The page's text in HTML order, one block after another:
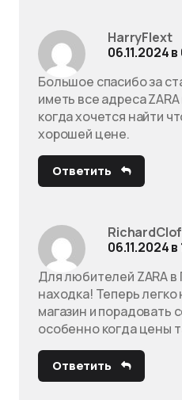
HarryFlext
06.11.2024
Большое спасибо за
иметь все адреса
когда хочется найти
хорошей цене.
Ответить
06.11.2024 в
Для любителей ZARA
находка! Теперь
магазин и порадовать
особенно когда цены
Ответить